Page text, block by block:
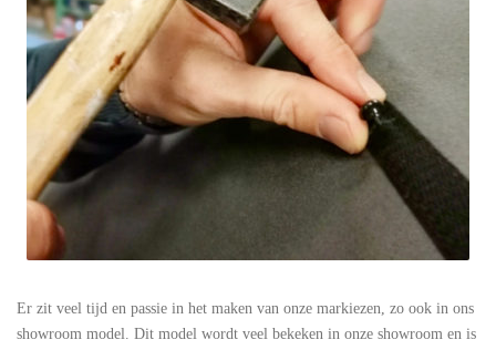
Er zit veel tijd en passie in het maken van onze markiezen, zo ook in ons
showroom model. Dit model wordt veel bekeken in onze showroom en is